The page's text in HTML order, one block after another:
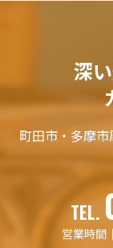
深
町田市・多摩
TEL.
営業時間